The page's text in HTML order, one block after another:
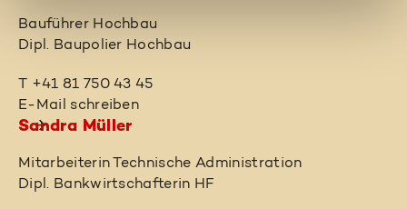
Bauführer Hochbau
Dipl. Baupolier Hochbau
T +41 81 750 43 45
E-Mail schreiben
Sandra Müller
Mitarbeiterin Technische Administration
Dipl. Bankwirtschafterin HF